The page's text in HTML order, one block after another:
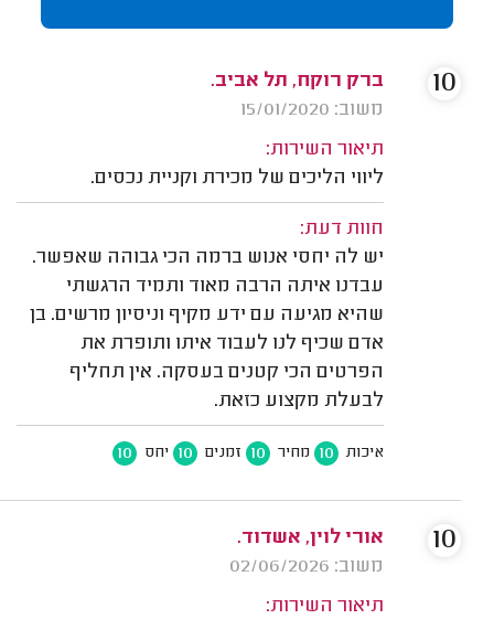
ברק רוקח, תל אביב.
משוב: 15/01/2020
תיאור השירות:
ליווי הליכים של מכירת וקניית נכסים.
חוות דעת:
יש לה יחסי אנוש ברמה הכי גבוהה שאפשר.
עבדנו איתה הרבה מאוד ותמיד הרגשתי
שהיא מגיעה עם ידע מקיף וניסיון מרשים. בן
אדם שכיף לנו לעבוד איתו ותופרת את
הפרטים הכי קטנים בעסקה. אין תחליף
לבעלת מקצוע כזאת.
איכות 10 מחיר 10 זמנים 10 יחס 10
10
אורי לוין, אשדוד.
משוב: 02/06/2026
תיאור השירות:
10